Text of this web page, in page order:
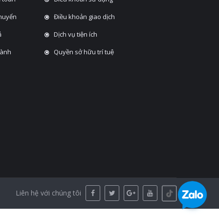
Điều khoản giao dịch
Dịch vụ tiện ích
Quyền sở hữu trí tuệ
Liên hệ với chúng tôi